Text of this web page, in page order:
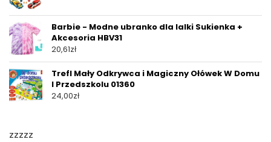
Barbie - Modne ubranko dla lalki Sukienka +
Akcesoria HBV31
20,61zł
Trefl Mały Odkrywca i Magiczny Ołówek W Domu
I Przedszkolu 01360
24,00zł
zzzzz